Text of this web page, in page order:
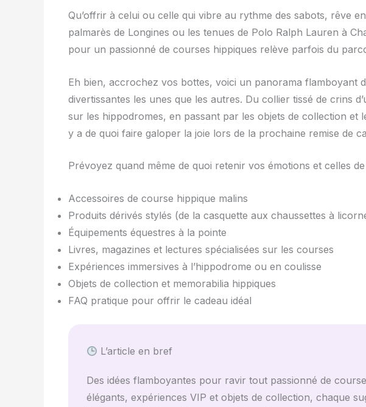
Qu’offrir à celui ou celle qui vibre au rythme des sabots, rêve
palmarès de Longines ou les tenues de Polo Ralph Lauren à
pour un passionné de courses hippiques relève parfois du
Eh bien, accrochez vos bottes, voici un panorama flamboyant
divertissantes les unes que les autres. Du collier tissé de crins
sur les hippodromes, en passant par les objets de collection et
y a de quoi faire galoper la joie lors de la prochaine remise de
Prévoyez quand même de quoi retenir vos émotions et celles
Accessoires de course hippique malins
Produits dérivés stylés (de la casquette aux chaussettes à
Équipements équestres à la pointe
Livres, magazines et lectures spécialisées sur les courses
Expériences immersives à l’hippodrome ou en coulisse
Objets de collection et memorabilia hippiques
FAQ pratique pour offrir le cadeau idéal
L’article en bref
Des idées flamboyantes pour ravir tout passionné de
élégants, expériences VIP et objets de collection, chaque